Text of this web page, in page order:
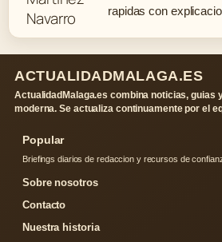
rapidas con
ACTUALIDADMALAGA.ES
ActualidadMalaga.es combina noticias, guias
moderna. Se actualiza continuamente por el
Popular
Briefings diarios de redaccion y recursos de
Sobre nosotros
Contacto
Nuestra historia